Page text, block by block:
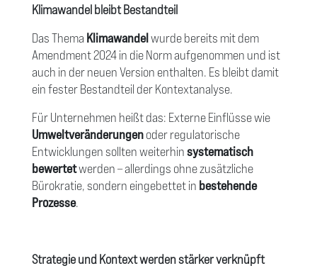
Klimawandel bleibt Bestandteil
Das Thema Klimawandelwurde bereits mit dem
Amendment 2024 in die Norm aufgenommen und ist
auch in der neuen Version enthalten. Es bleibt damit
ein fester Bestandteil der Kontextanalyse.
Für Unternehmen heißt das: Externe Einflüsse wie
Umweltveränderungenoder regulatorische
Entwicklungen sollten weiterhinsystematisch
bewertetwerden – allerdings ohne zusätzliche
Bürokratie, sondern eingebettet in bestehende
Prozesse.
Strategie und Kontext werden stärker verknüpft